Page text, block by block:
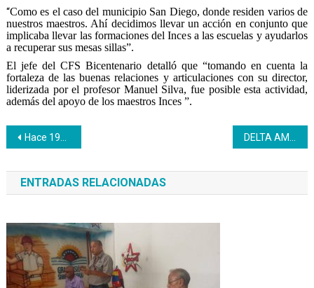
“Como es el caso del municipio San Diego, donde residen varios de
nuestros maestros. Ahí decidimos llevar un acción en conjunto que
implicaba llevar las formaciones del Inces a las escuelas y ayudarlos
a recuperar sus mesas sillas”.
El jefe del CFS Bicentenario detalló que “tomando en cuenta la
fortaleza de las buenas relaciones y articulaciones con su director,
liderizada por el profesor Manuel Silva, fue posible esta actividad,
además del apoyo de los maestros Inces ”.
Navegación
de
entradas
Hace 198 años el Libertador Simón Bolívar escribió “Mi delirio sobre el Chimborazo”
ENTRADAS RELACIONADAS